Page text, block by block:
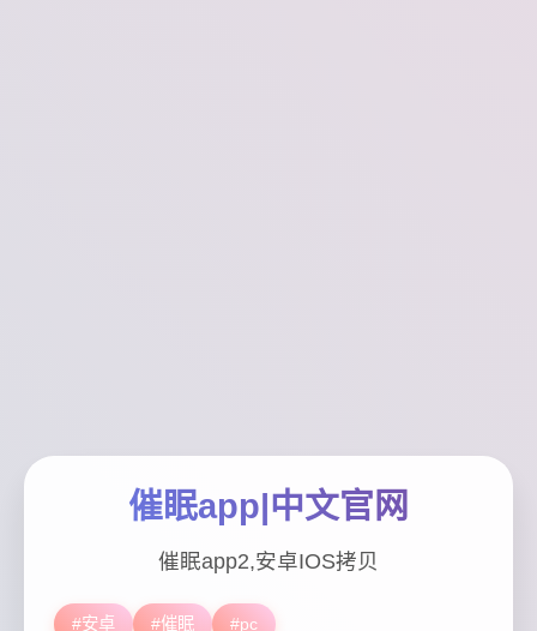
催眠app|中文官网
催眠app2,安卓IOS拷贝
#安卓 #催眠 #pc